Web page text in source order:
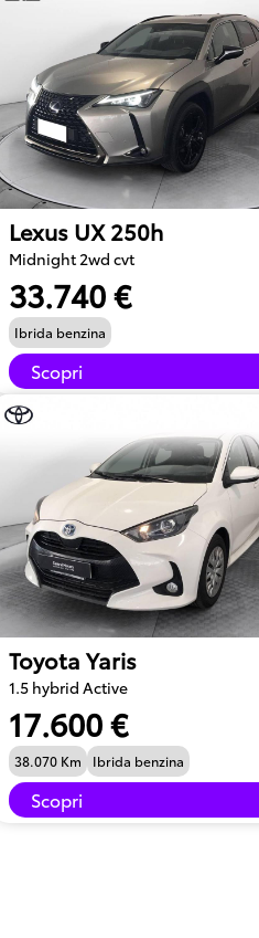
Lexus UX 250h
Midnight 2wd cvt
33.740 €
Ibrida benzina
Scopri
Toyota Yaris
1.5 hybrid Active
17.600 €
38.070 Km Ibrida benzina
Scopri